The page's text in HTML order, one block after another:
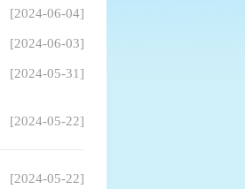
[2024-06-04]
[2024-06-03]
[2024-05-31]
[2024-05-22]
[2024-05-22]